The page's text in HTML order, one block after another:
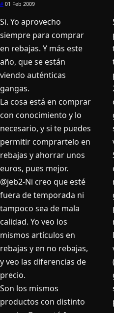
# 01 Feb 2009
Si. Yo aprovecho
siempre para comprar
en rebajas. Y más este
año, que se están
viendo auténticas
gangas.
La cosa está en comprar
con conocimiento y lo
necesario, y si te puedes
permitir comprartelo en
rebajas y ahorrar unos
euros, pues mejor.
@jeb2-Ni creo que esté
fuera de temporada ni
tampoco sea de mala
calidad. Yo veo los
mismos artí­culos en
rebajas y en no rebajas,
y veo las diferencias de
precio.
Son los mismos
productos con distinto